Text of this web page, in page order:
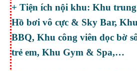
+ Tiện ích nội khu: Khu
Hồ bơi vô cực & Sky Bar,
BBQ, Khu công viên dọc bờ
trẻ em, Khu Gym & Spa,…